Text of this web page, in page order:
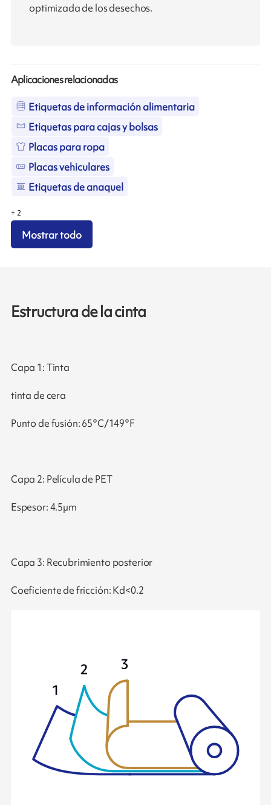
optimizada de los desechos.
Aplicaciones relacionadas
Etiquetas de información alimentaria
Etiquetas para cajas y bolsas
Placas para ropa
Placas vehiculares
Etiquetas de anaquel
+ 2
Mostrar todo
Estructura de la cinta
Capa 1: Tinta
tinta de cera
Punto de fusión: 65°C/149°F
Capa 2: Película de PET
Espesor: 4.5µm
Capa 3: Recubrimiento posterior
Coeficiente de fricción: Kd<0.2